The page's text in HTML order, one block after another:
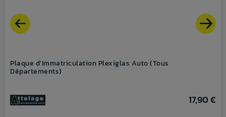
Plaque d'Immatriculation Plexiglas Auto (Tous
Départements)
17,90 €